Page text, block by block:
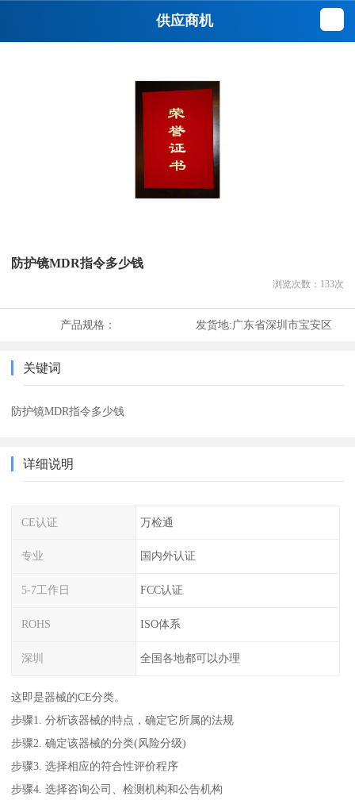
供应商机
防护镜MDR指令多少钱
浏览次数： 133次
产品规格： 发货地:广东省深圳市宝安区
关键词
防护镜MDR指令多少钱
详细说明
CE认证 万检通
专业 国内外认证
5-7工作日 FCC认证
ROHS ISO体系
深圳 全国各地都可以办理
这即是器械的CE分类。
步骤1. 分析该器械的特点，确定它所属的法规
步骤2. 确定该器械的分类(风险分级)
步骤3. 选择相应的符合性评价程序
步骤4. 选择咨询公司、检测机构和公告机构